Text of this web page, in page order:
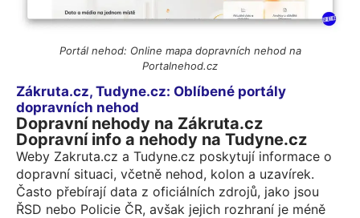
Portál nehod: Online mapa dopravních nehod na
Portalnehod.cz​
Zákruta.cz, Tudyne.cz: Oblíbené portály
dopravních nehod
Dopravní nehody na Zákruta.cz
Dopravní info a nehody na Tudyne.cz
Weby Zakruta.cz a Tudyne.cz poskytují informace o
dopravní situaci, včetně nehod, kolon a uzavírek.
Často přebírají data z oficiálních zdrojů, jako jsou
ŘSD nebo Policie ČR, avšak jejich rozhraní je méně